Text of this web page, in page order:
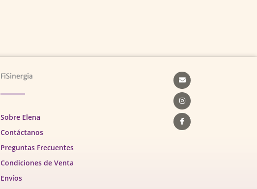
FiSinergia
Sobre Elena
Contáctanos
Preguntas Frecuentes
Condiciones de Venta
Envíos
Envelope
Instagram
Facebook-
f